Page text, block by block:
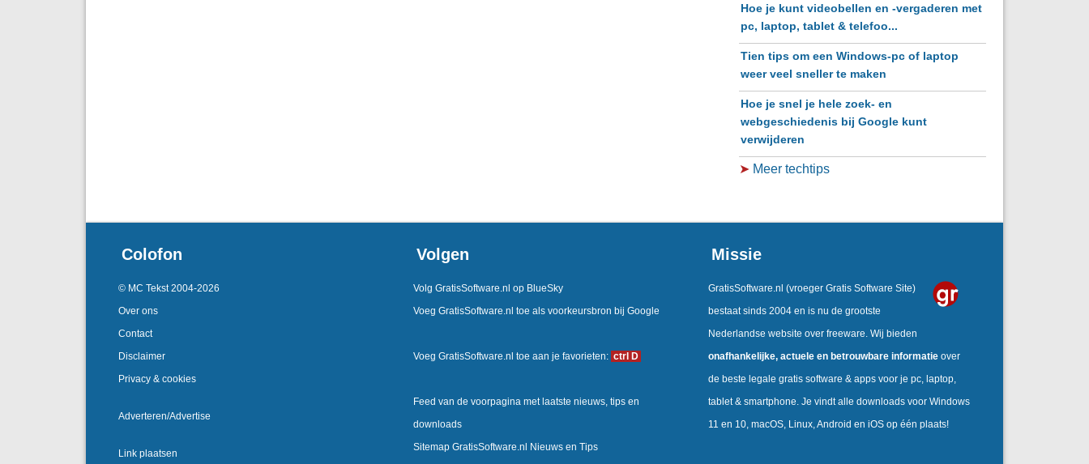
Hoe je kunt videobellen en -vergaderen met
pc, laptop, tablet & telefoo...
Tien tips om een Windows-pc of laptop
weer veel sneller te maken
Hoe je snel je hele zoek- en
webgeschiedenis bij Google kunt
verwijderen
➤ Meer techtips
Colofon
© MC Tekst 2004-2026
Over ons
Contact
Disclaimer
Privacy & cookies
Adverteren/Advertise
Link plaatsen
Volgen
Volg GratisSoftware.nl op BlueSky
Voeg GratisSoftware.nl toe als voorkeursbron bij Google
Voeg GratisSoftware.nl toe aan je favorieten: ctrl D
Feed van de voorpagina met laatste nieuws, tips en
downloads
Sitemap GratisSoftware.nl Nieuws en Tips
Missie
GratisSoftware.nl (vroeger Gratis Software Site)
bestaat sinds 2004 en is nu de grootste
Nederlandse website over freeware. Wij bieden
onafhankelijke, actuele en betrouwbare informatie over
de beste legale gratis software & apps voor je pc, laptop,
tablet & smartphone. Je vindt alle downloads voor Windows
11 en 10, macOS, Linux, Android en iOS op één plaats!